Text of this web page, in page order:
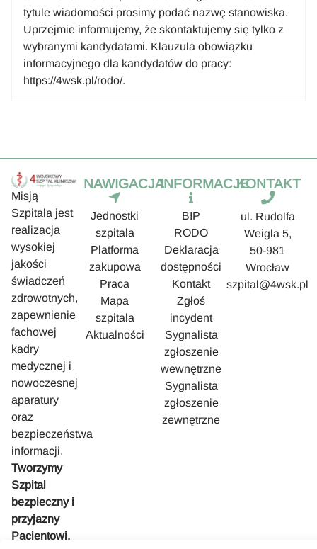
tytule wiadomości prosimy podać nazwę stanowiska.
Uprzejmie informujemy, że skontaktujemy się tylko z
wybranymi kandydatami. Klauzula obowiązku
informacyjnego dla kandydatów do pracy:
https://4wsk.pl/rodo/.
Misją
Szpitala jest
realizacja
wysokiej
jakości
świadczeń
zdrowotnych,
zapewnienie
fachowej
kadry
medycznej i
nowoczesnej
aparatury
oraz
bezpieczeństwa
informacji.
Tworzymy
Szpital
bezpieczny i
przyjazny
Pacjentowi.
NAWIGACJA
Jednostki
szpitala
Platforma
zakupowa
Praca
Mapa
szpitala
Aktualności
INFORMACJE
BIP
RODO
Deklaracja
dostępności
Kontakt
Zgłoś
incydent
Sygnalista
zgłoszenie
wewnętrzne
Sygnalista
zgłoszenie
zewnętrzne
KONTAKT
ul. Rudolfa
Weigla 5,
50-981
Wrocław
szpital@4wsk.pl